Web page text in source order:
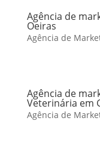
Agência de
Oeiras
Agência de
Agência de
Veterinária em
Agência de